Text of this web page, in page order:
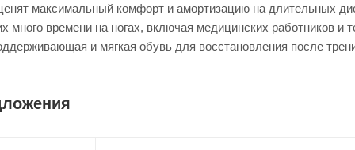
максимальный комфорт и амортизацию на длительных
много времени на ногах, включая медицинских работников
и мягкая обувь для восстановления после